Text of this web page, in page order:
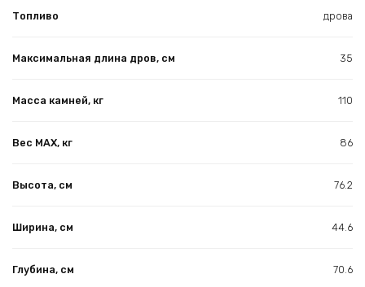
Топливо дрова
Максимальная длина дров, см 35
Масса камней, кг 110
Вес МАХ, кг 86
Высота, см 76.2
Ширина, см 44.6
Глубина, см 70.6